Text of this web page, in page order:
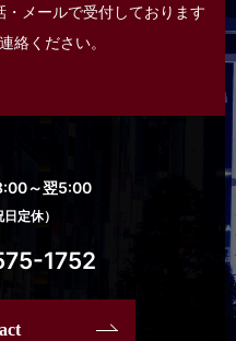
メールで受付しております
絡ください。
～翌5:00
定休）
1752